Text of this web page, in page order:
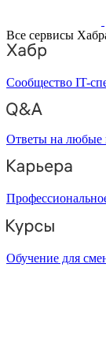
Все сервисы
Сообщество IT-
Ответы на любые
Обучение для